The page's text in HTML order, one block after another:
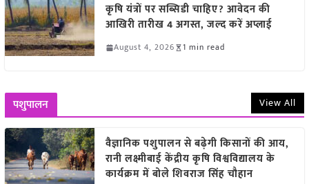
कृषि यंत्रों पर सब्सिडी चाहिए? आवेदन की
आखिरी तारीख 4 अगस्त, जल्द करें अप्लाई
August 4, 2026 1 min read
पशुपालन View All
वैज्ञानिक पशुपालन से बढ़ेगी किसानों की आय,
रानी लक्ष्मीबाई केंद्रीय कृषि विश्वविद्यालय के
कार्यक्रम में बोले शिवराज सिंह चौहान